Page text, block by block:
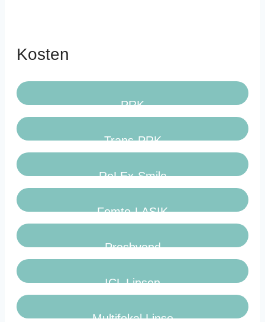
Kosten
PRK
Trans-PRK
ReLEx-Smile
Femto-LASIK
Presbyond
ICL Linsen
Multifokal Linse